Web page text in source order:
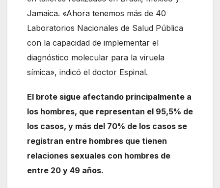
Jamaica. «Ahora tenemos más de 40
Laboratorios Nacionales de Salud Pública
con la capacidad de implementar el
diagnóstico molecular para la viruela
símica», indicó el doctor Espinal.
El brote sigue afectando principalmente a
los hombres, que representan el 95,5% de
los casos, y más del 70% de los casos se
registran entre hombres que tienen
relaciones sexuales con hombres de
entre 20 y 49 años.